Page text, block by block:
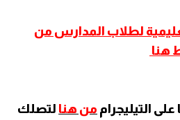
لطلاب المدارس من
هنا
التيليجرام من هنا لتصلك